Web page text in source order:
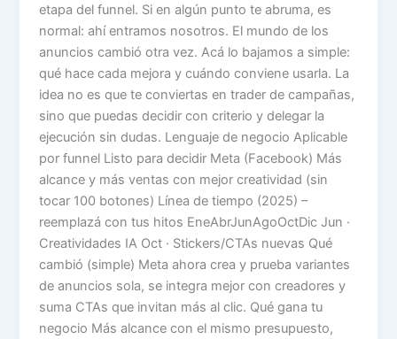
etapa del funnel. Si en algún punto te abruma, es
normal: ahí entramos nosotros. El mundo de los
anuncios cambió otra vez. Acá lo bajamos a simple:
qué hace cada mejora y cuándo conviene usarla. La
idea no es que te conviertas en trader de campañas,
sino que puedas decidir con criterio y delegar la
ejecución sin dudas. Lenguaje de negocio Aplicable
por funnel Listo para decidir Meta (Facebook) Más
alcance y más ventas con mejor creatividad (sin
tocar 100 botones) Línea de tiempo (2025) –
reemplazá con tus hitos EneAbrJunAgoOctDic Jun ·
Creatividades IA Oct · Stickers/CTAs nuevas Qué
cambió (simple) Meta ahora crea y prueba variantes
de anuncios sola, se integra mejor con creadores y
suma CTAs que invitan más al clic. Qué gana tu
negocio Más alcance con el mismo presupuesto,